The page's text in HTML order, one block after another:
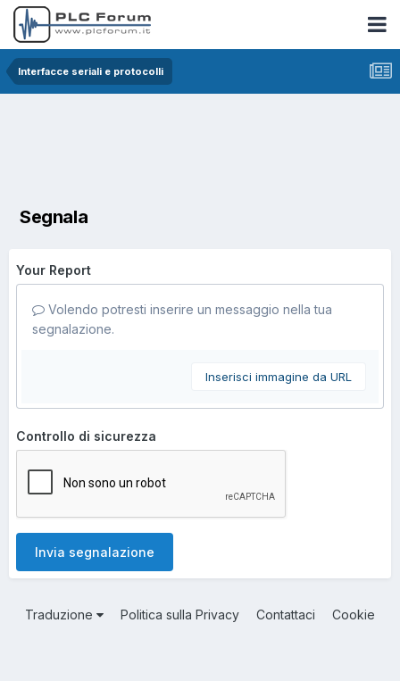
Interfacce seriali e protocolli
Segnala
Your Report
Volendo potresti inserire un messaggio nella tua
segnalazione.
Inserisci immagine da URL
Controllo di sicurezza
Invia segnalazione
Traduzione Politica sulla Privacy Contattaci Cookie